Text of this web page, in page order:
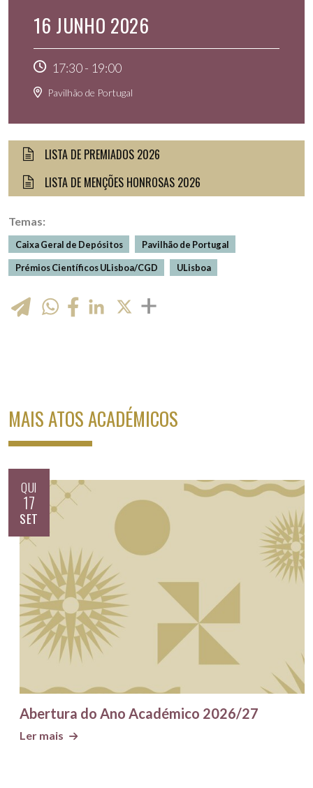
16 JUNHO 2026
17:30- 19:00
Pavilhão de Portugal
LISTA DE PREMIADOS 2026
LISTA DE MENÇÕES HONROSAS 2026
Temas:
Caixa Geral de Depósitos Pavilhão de Portugal
Prémios Científicos ULisboa/CGD ULisboa
WhatsApp
LinkedIn
X
MAIS ATOS ACADÉMICOS
QUI
17
SET
Abertura do Ano Académico 2026/27
Ler mais